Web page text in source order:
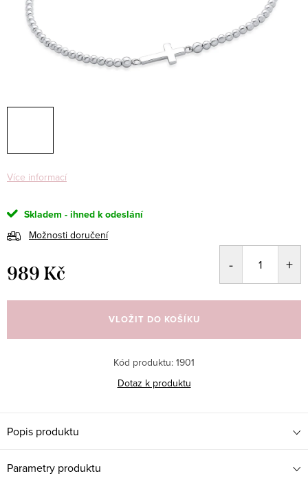
Více informací
Skladem - ihned k odeslání
Možnosti doručení
989 Kč
cena:
VLOŽIT DO KOŠÍKU
Kód produktu: 1901
Dotaz k produktu
Popis produktu
Parametry produktu